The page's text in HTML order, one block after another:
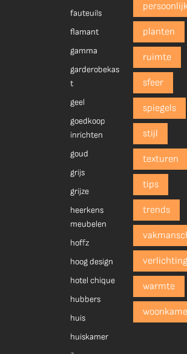
fauteuils
flamant
gamma
garderobekas
t
geel
goedkoop
inrichten
goud
grijs
grijze
heerkens
meubelen
hoffz
hoog design
hotel chique
hubbers
huis
huiskamer
planten
ruimte
sfeer
spiegels
stijl
texturen
tips
trends
warmte